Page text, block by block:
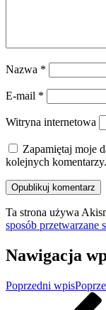
Nazwa *
E-mail *
Witryna internetowa
Zapamiętaj moje
kolejnych komentarzy.
Ta strona używa
sposób przetwarzane
Nawigacja
Poprzedni wpis